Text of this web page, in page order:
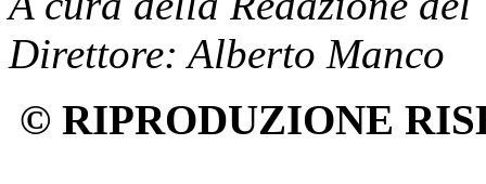
Direttore: Alberto Manco
© RIPRODUZIONE